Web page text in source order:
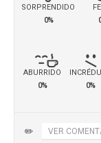
SORPRENDIDO
0%
ABURRIDO
0%
0%
✏️ VER